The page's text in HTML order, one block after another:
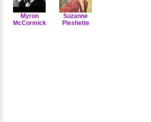
Myron
McCormick
Suzanne
Pleshette